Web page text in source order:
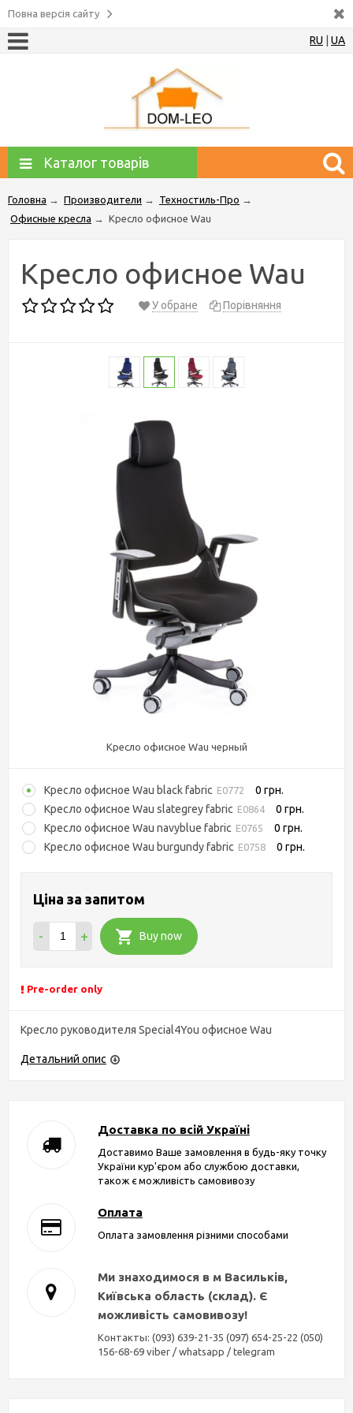
Повна версія сайту
RU UA
Каталог товарів
Головна → Производители → Техностиль-Про →
Офисные кресла → Кресло офисное Wau
Кресло офисное Wau
У обране Порівняння
Кресло офисное Wau черный
Кресло офисное Wau black fabric E0772
0 грн.
Кресло офисное Wau slatеgrey fabric E0864
0 грн.
Кресло офисное Wau navybluе fabric E0765
0 грн.
Кресло офисное Wau burgundy fabric E0758 0 грн.
Ціна за запитом
- + Buy now
Pre-order only
Кресло руководителя Special4You офисное Wau
Детальний опис
Доставка по всій Україні
Доставимо Ваше замовлення в будь-яку точку
України кур'єром або службою доставки,
також є можливість самовивозу
Оплата
Оплата замовлення різними способами
Ми знаходимося в м Васильків,
Київська область (склад). Є
можливість самовивозу!
Контакты: (093) 639-21-35 (097) 654-25-22 (050)
156-68-69 viber / whatsapp / telegram